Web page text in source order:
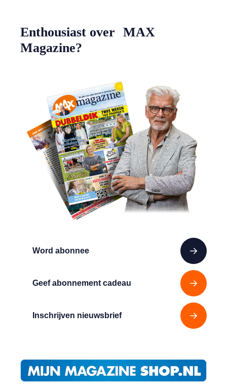
Word abonnee
Geef abonnement cadeau
Inschrijven nieuwsbrief
Enthousiast over MAX
Magazine?